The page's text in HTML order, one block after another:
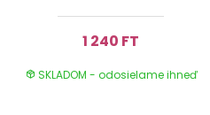
1 240 FT
SKLADOM - odosielame ihneď